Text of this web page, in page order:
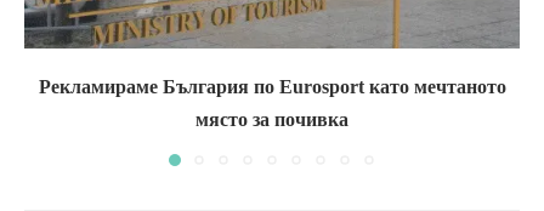
Рекламираме България по Eurosport като мечтаното
място за почивка